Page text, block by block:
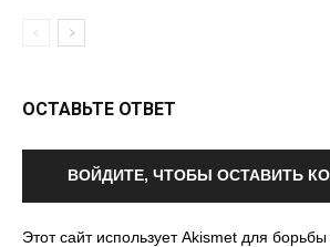
ОСТАВЬТЕ ОТВЕТ
ВОЙДИТЕ, ЧТОБЫ ОСТАВИТЬ
Этот сайт использует Akismet для